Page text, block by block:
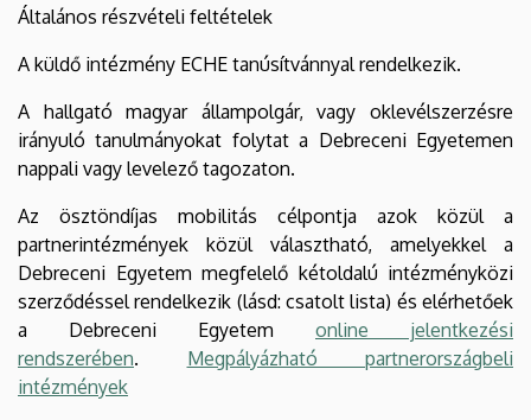
Általános részvételi feltételek
A küldő intézmény ECHE tanúsítvánnyal rendelkezik.
A hallgató magyar állampolgár, vagy oklevélszerzésre
irányuló tanulmányokat folytat a Debreceni Egyetemen
nappali vagy levelező tagozaton.
Az ösztöndíjas mobilitás célpontja azok közül a
partnerintézmények közül választható, amelyekkel a
Debreceni Egyetem megfelelő kétoldalú intézményközi
szerződéssel rendelkezik (lásd: csatolt lista) és elérhetőek
a Debreceni Egyetem online jelentkezési
rendszerében. Megpályázható partnerországbeli
intézmények